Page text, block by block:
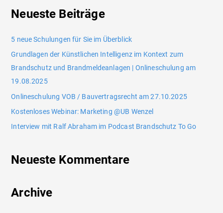
Neueste Beiträge
5 neue Schulungen für Sie im Überblick
Grundlagen der Künstlichen Intelligenz im Kontext zum
Brandschutz und Brandmeldeanlagen | Onlineschulung am
19.08.2025
Onlineschulung VOB / Bauvertragsrecht am 27.10.2025
Kostenloses Webinar: Marketing @UB Wenzel
Interview mit Ralf Abraham im Podcast Brandschutz To Go
Neueste Kommentare
Archive